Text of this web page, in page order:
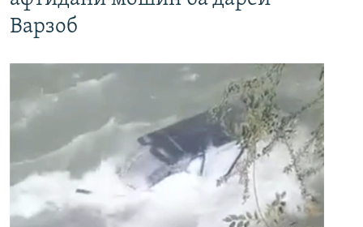
Варзоб